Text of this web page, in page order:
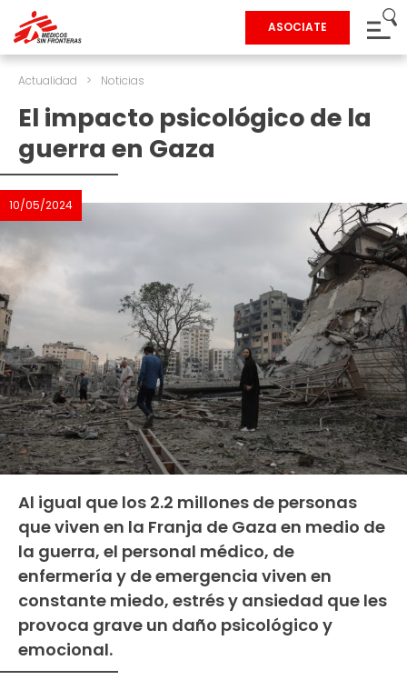
ASOCIATE
Actualidad > Noticias
El impacto psicológico de la
guerra en Gaza
10/05/2024
Al igual que los 2.2 millones de personas
que viven en la Franja de Gaza en medio de
la guerra, el personal médico, de
enfermería y de emergencia viven en
constante miedo, estrés y ansiedad que les
provoca grave un daño psicológico y
emocional.